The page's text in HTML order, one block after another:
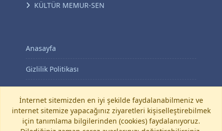
KÜLTÜR MEMUR-SEN
Anasayfa
Gizlilik Politikası
KVKK Aydınlatma Metni
İletişim
İnternet sitemizden en iyi şekilde faydalanabilmeniz ve
internet sitemize yapacağınız ziyaretleri kişiselleştirebilmek
için tanımlama bilgilerinden (cookies) faydalanıyoruz.